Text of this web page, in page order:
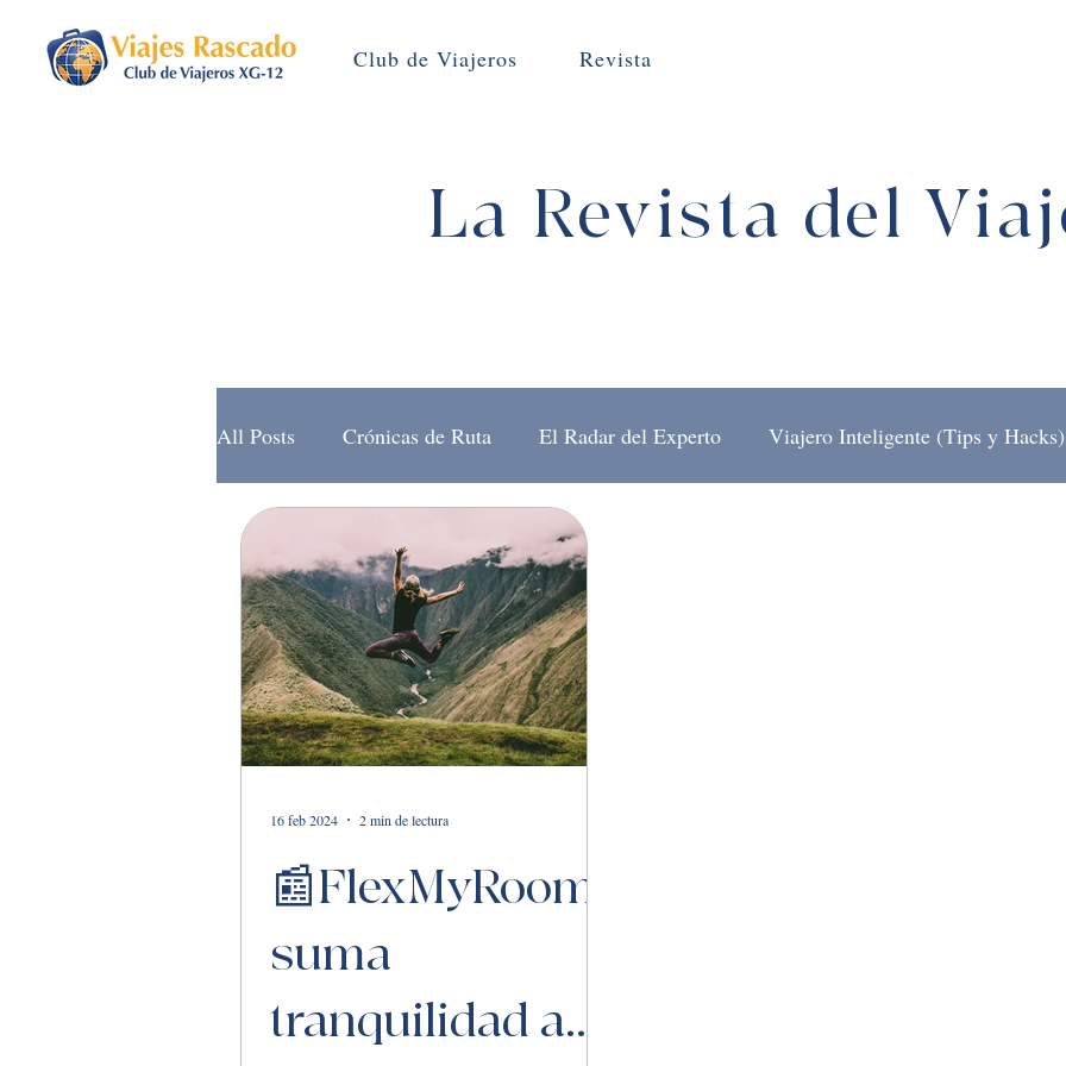
Club de Viajeros Revista
La Revista del
All Posts Crónicas de Ruta El Radar del Experto Viajero Inteligente (Tips y Hacks)
El Arte de Viajar
📰FlexMyRoom
suma
tranquilidad a
16 feb 2024 2 min de lectura